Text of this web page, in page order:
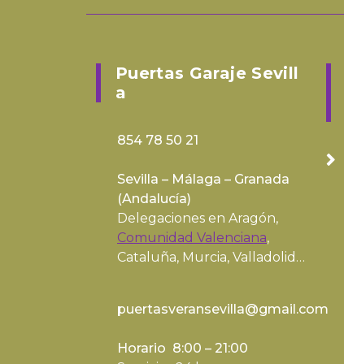
Puertas Garaje Sevill
A
854 78 50 21
Sevilla – Málaga – Granada
(Andalucía)
Delegaciones en Aragón,
Comunidad Valenciana,
Cataluña, Murcia, Valladolid…
puertasveransevilla@gmail.com
Horario 8:00 – 21:00